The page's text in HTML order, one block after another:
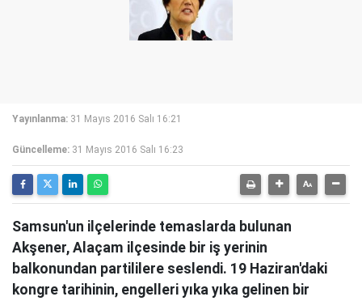
Yayınlanma: 31 Mayıs 2016 Salı 16:21
Güncelleme: 31 Mayıs 2016 Salı 16:23
Samsun'un ilçelerinde temaslarda bulunan
Akşener, Alaçam ilçesinde bir iş yerinin
balkonundan partililere seslendi. 19 Haziran'daki
kongre tarihinin, engelleri yıka yıka gelinen bir